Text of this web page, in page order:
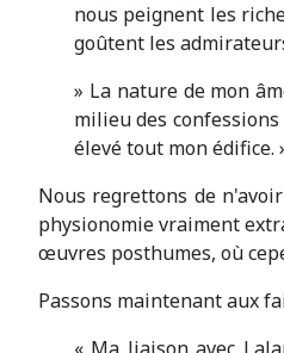
nous peignent les
goûtent les
» La nature de mon
milieu des
élevé tout mon édifice.
Nous regrettons de
physionomie vraiment
œuvres posthumes, où
Passons maintenant aux